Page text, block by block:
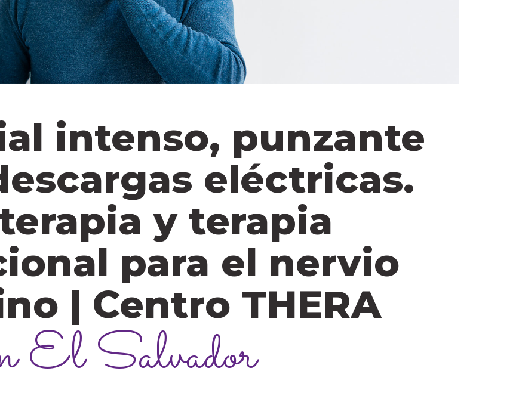
intenso, punzante
eléctricas.
y terapia
para el nervio
| Centro THERA
El Salvador